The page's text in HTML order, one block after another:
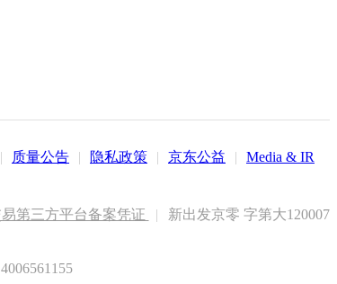
| 质量公告 | 隐私政策 | 京东公益 | Media & IR
第三方平台备案凭证 |
新出发京零 字第大120007